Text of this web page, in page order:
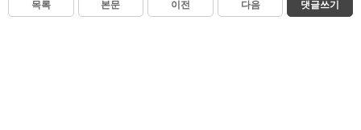
목록 본문 이전 다음 댓글쓰기